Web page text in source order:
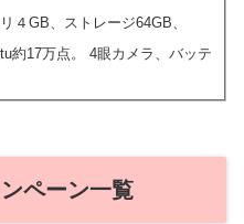
４GB、ストレージ64GB、
約17万点。 4眼カメラ、バッテ
ペーン一覧